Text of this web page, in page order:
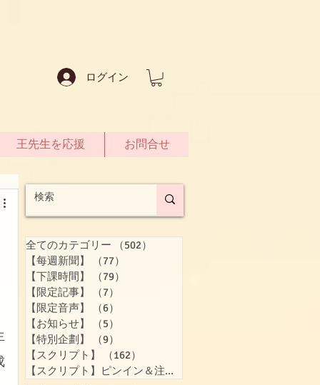
ログイン
王先生を応援 お問合せ
全てのカテゴリー （502）
【每週新聞】
（77）
【下課時間】
（79）
【限定記事】
（7）
【限定音声】
（6）
【お知らせ】
（5）
【特別企劃】
（9）
【スクリプト】
（162）
【スクリプト】ピンイン＆注音付き